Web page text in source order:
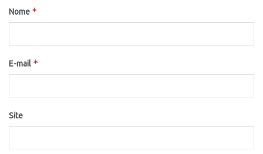
Nome *
E-mail *
Site